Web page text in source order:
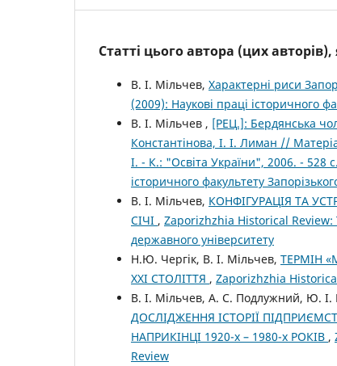
Статті цього автора (цих
В. І. Мільчев, Характерні риси
(2009): Наукові праці історичного
В. І. Мільчев , [РЕЦ.]: Бердянська
Константінова, І. І. Лиман //
І. - К.: "Освіта України", 2006. - 528 с.
історичного факультету
В. І. Мільчев, КОНФІГУРАЦІЯ ТА
СІЧІ , Zaporizhzhia Historical Review:
державного університету
Н.Ю. Чергік, В. І. Мільчев, ТЕРМІН
ХХІ СТОЛІТТЯ , Zaporizhzhia
В. І. Мільчев, А. C. Подлужний, Ю. І.
ДОСЛІДЖЕННЯ ІСТОРІЇ
НАПРИКІНЦІ 1920-х – 1980-х РОКІВ ,
Review